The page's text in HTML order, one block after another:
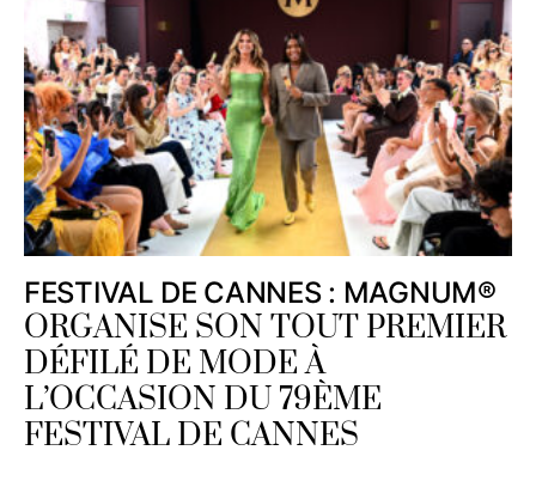
FESTIVAL DE CANNES : MAGNUM®
ORGANISE SON TOUT PREMIER
DÉFILÉ DE MODE À
L’OCCASION DU 79ÈME
FESTIVAL DE CANNES